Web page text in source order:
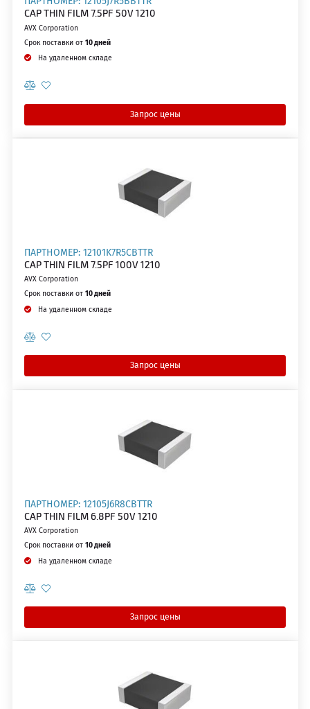
CAP THIN FILM 7.5PF 50V 1210
AVX Corporation
Срок поставки от 10 дней
На удаленном складе
Запрос цены
ПАРТНОМЕР: 12101K7R5CBTTR
CAP THIN FILM 7.5PF 100V 1210
AVX Corporation
Срок поставки от 10 дней
На удаленном складе
Запрос цены
ПАРТНОМЕР: 12105J6R8CBTTR
CAP THIN FILM 6.8PF 50V 1210
AVX Corporation
Срок поставки от 10 дней
На удаленном складе
Запрос цены